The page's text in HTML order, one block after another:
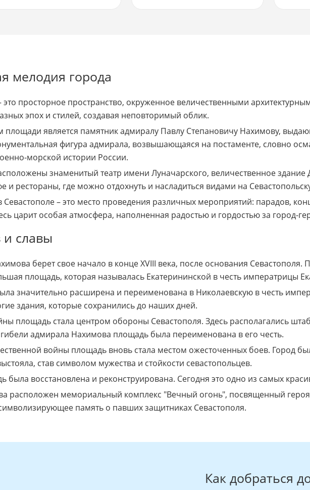
мелодия города
просторное пространство, окруженное величественными
эпох и стилей, создавая неповторимый облик.
является памятник адмиралу Павлу Степановичу Нахимову,
фигура адмирала, возвышающаяся на постаменте, словно
морской истории России.
знаменитый театр имени Луначарского, величественное
и рестораны, где можно отдохнуть и насладиться видами на
– это место проведения различных мероприятий: парадов,
царит особая атмосфера, наполненная радостью и гордостью за город-
и славы
берет свое начало в конце XVIII века, после основания Севастополя.
площадь, которая называлась Екатерининской в честь императрицы
значительно расширена и переименована в Николаевскую в честь
здания, которые сохранились до наших дней.
площадь стала центром обороны Севастополя. Здесь располагались
адмирала Нахимова площадь была переименована в его честь.
войны площадь вновь стала местом ожесточенных боев. Город
став символом мужества и стойкости севастопольцев.
была восстановлена и реконструирована. Сегодня это одно из самых
расположен мемориальный комплекс "Вечный огонь", посвященный
память о павших защитниках Севастополя.
Как добраться